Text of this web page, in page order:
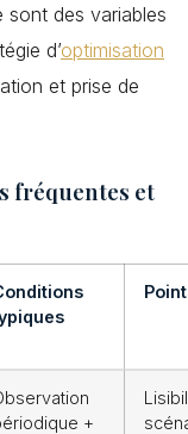
sont des variables
d’optimisation
et prise de
fréquentes et
+